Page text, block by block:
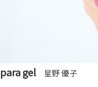
para gel 星野 優子